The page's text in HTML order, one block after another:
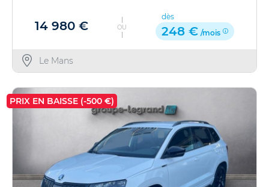
14 980 € OU
dès
248 € /mois
Le Mans
PRIX EN BAISSE (-500 €)